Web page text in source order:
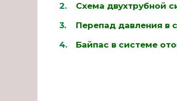
Схема двухтрубной
Перепад давления в
Байпас в системе